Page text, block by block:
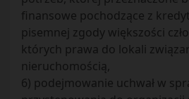
finansowe pochodzące z
pisemnej zgody większości
których prawa do lokali
nieruchomością,
6) podejmowanie uchwał w